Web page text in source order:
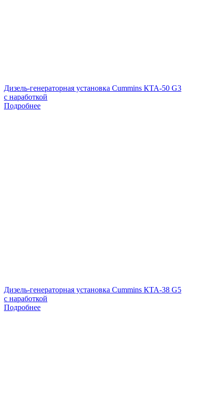
Дизель-генераторная установка Cummins КТА-50 G3
с наработкой
Подробнее
Дизель-генераторная установка Cummins КТА-38 G5
с наработкой
Подробнее